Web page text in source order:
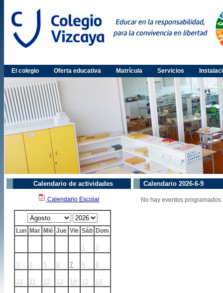
El colegio Oferta educativa Matrícula Servicios
Calendario 2026-6-9
No hay eventos
Calendario de actividades
Calendario Escolar
Lun Mar Mié Jue Vie Sáb Dom
1 2
3 4 5 6 7 8 9
10 11 12 13 14 15 16